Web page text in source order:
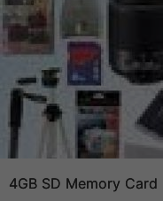
4GB SD Memory Card